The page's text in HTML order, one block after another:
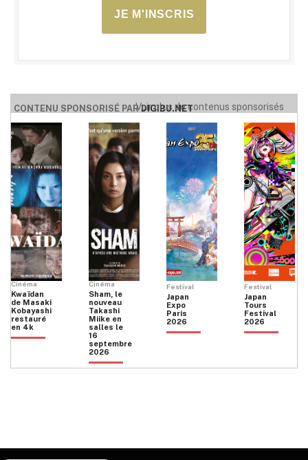
JE M'INSCRIS
CONTENU SPONSORISÉ PARDIGIBU.NET
Voir plus de contenus sponsorisés
Cinéma
Kwaïdan
de Masaki
Kobayashi
restauré
en 4k
Cinéma
Sham, le
nouveau
Takashi
Miike en
salles le
16
septembre
2026
Festival
Japan
Expo
Paris
2026
Festival
Japan
Tours
Festival
2026